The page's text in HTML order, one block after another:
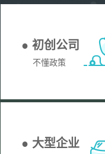
● 初创公司
不懂政策
● 大型企业